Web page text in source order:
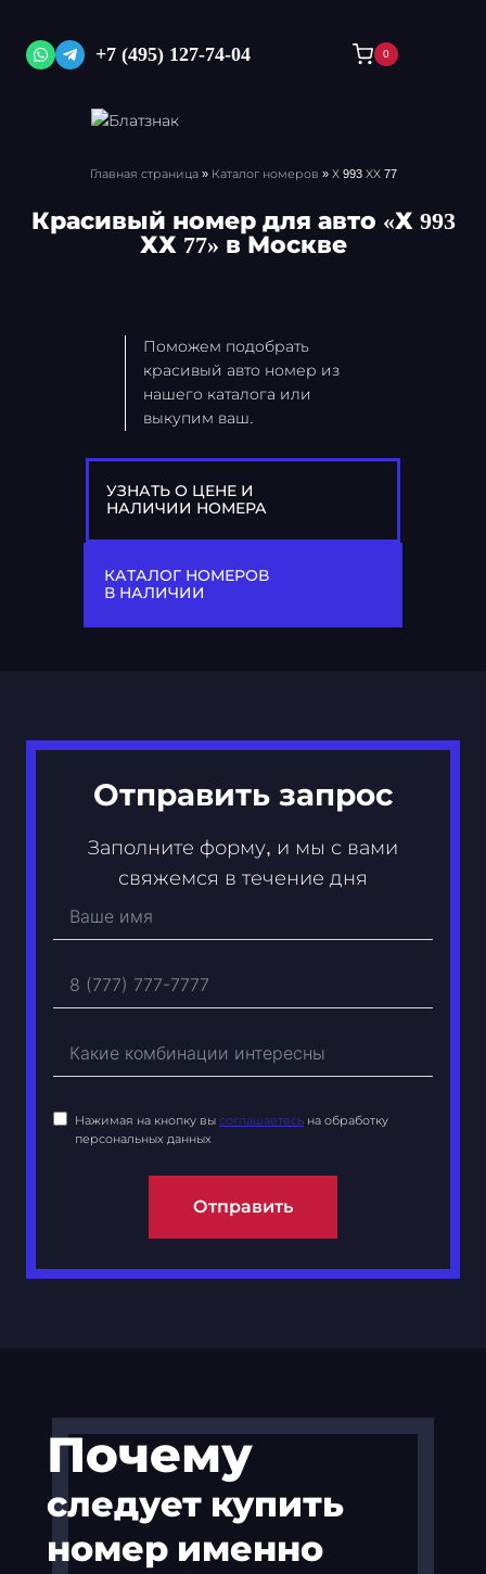
содержимому+7 (495) 127-74-04 0
Главная страница» Каталог номеров » Х 993 ХХ 77
Красивый номер для авто «Х 993
ХХ 77» в Москве
Поможем подобрать
красивый авто номер из
нашего каталога или
выкупим ваш.
Х 993 ХХ
УЗНАТЬ О ЦЕНЕ И
НАЛИЧИИ НОМЕРА
КАТАЛОГ НОМЕРОВ
В НАЛИЧИИ
Отправить запрос
Заполните форму, и мы с вами
свяжемся в течение дня
Нажимая на кнопку вы соглашаетесь на обработку
персональных данных
Отправить
Почему
следует купить
номер именно